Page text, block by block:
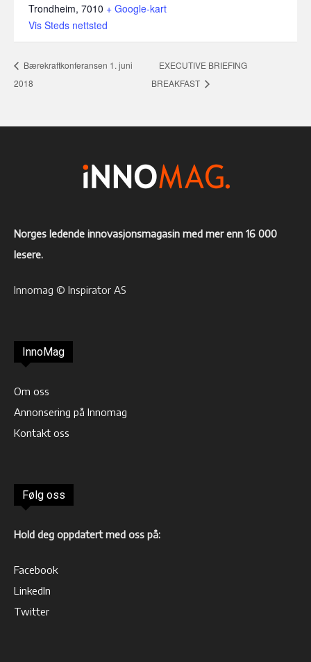
Trondheim, 7010 + Google-kart
Vis Steds nettsted
Bærekraftkonferansen 1. juni
2018
EXECUTIVE BRIEFING
BREAKFAST
Norges ledende innovasjonsmagasin med mer enn 16 000
lesere.
Innomag © Inspirator AS
InnoMag
Om oss
Annonsering på Innomag
Kontakt oss
Følg oss
Hold deg oppdatert med oss på:
Facebook
LinkedIn
Twitter